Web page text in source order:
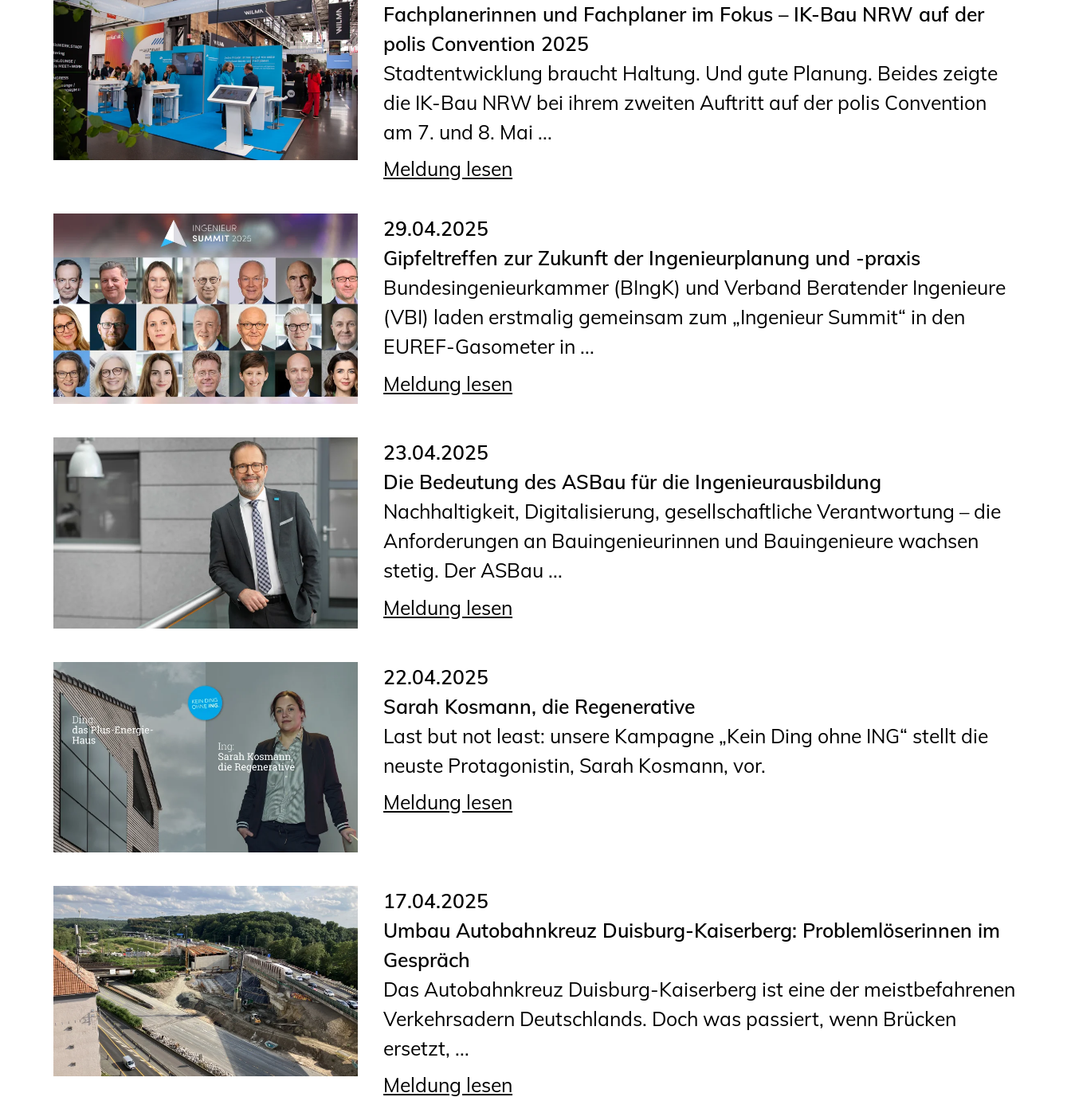
Fachplanerinnen und Fachplaner im Fokus – IK-Bau NRW auf der
polis Convention 2025
Stadtentwicklung braucht Haltung. Und gute Planung. Beides zeigte
die IK-Bau NRW bei ihrem zweiten Auftritt auf der polis Convention
am 7. und 8. Mai ...
Meldung lesen
29.04.2025
Gipfeltreffen zur Zukunft der Ingenieurplanung und -praxis
Bundesingenieurkammer (BIngK) und Verband Beratender Ingenieure
(VBI) laden erstmalig gemeinsam zum „Ingenieur Summit“ in den
EUREF-Gasometer in ...
Meldung lesen
23.04.2025
Die Bedeutung des ASBau für die Ingenieurausbildung
Nachhaltigkeit, Digitalisierung, gesellschaftliche Verantwortung – die
Anforderungen an Bauingenieurinnen und Bauingenieure wachsen
stetig. Der ASBau ...
Meldung lesen
22.04.2025
Sarah Kosmann, die Regenerative
Last but not least: unsere Kampagne „Kein Ding ohne ING“ stellt die
neuste Protagonistin, Sarah Kosmann, vor.
Meldung lesen
17.04.2025
Umbau Autobahnkreuz Duisburg-Kaiserberg: Problemlöserinnen im
Gespräch
Das Autobahnkreuz Duisburg-Kaiserberg ist eine der meistbefahrenen
Verkehrsadern Deutschlands. Doch was passiert, wenn Brücken
ersetzt, ...
Meldung lesen